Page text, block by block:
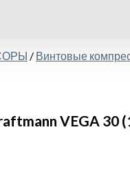
/ Винтовые
VEGA 30